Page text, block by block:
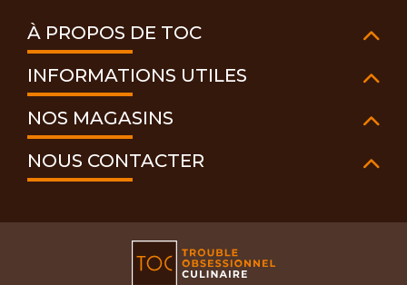
À PROPOS DE TOC
INFORMATIONS UTILES
NOS MAGASINS
NOUS CONTACTER